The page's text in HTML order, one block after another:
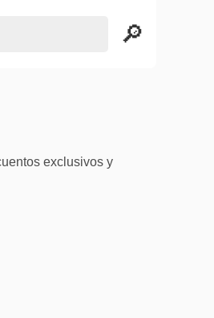
exclusivos y